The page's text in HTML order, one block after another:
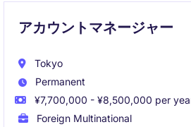
アカウントマネージャー
Tokyo
Permanent
¥7,700,000 - ¥8,500,000 per
Foreign Multinational